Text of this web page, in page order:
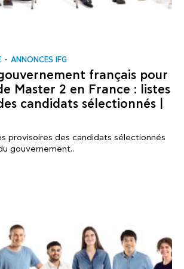
ANNONCES IFG
français pour
Master 2 en France : listes
candidats sélectionnés |
provisoires des candidats sélectionnés
gouvernement..